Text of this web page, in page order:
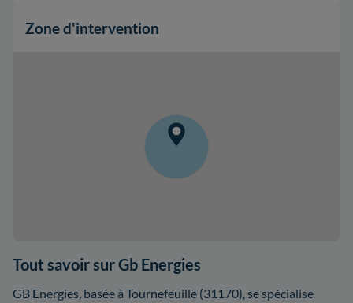
Zone d'intervention
Tout savoir sur Gb Energies
GB Energies, basée à Tournefeuille (31170), se spécialise